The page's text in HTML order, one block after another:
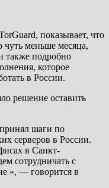
показывает, что
чуть меньше месяца,
также подробно
которое
в России.
решение оставить
шаги по
серверов в России.
в Санкт-
сотрудничать с
», — говорится в